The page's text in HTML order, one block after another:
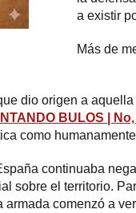
a existir
Más de
dio origen a
BULOS |
como
continuaba
sobre el territorio.
comenzó a